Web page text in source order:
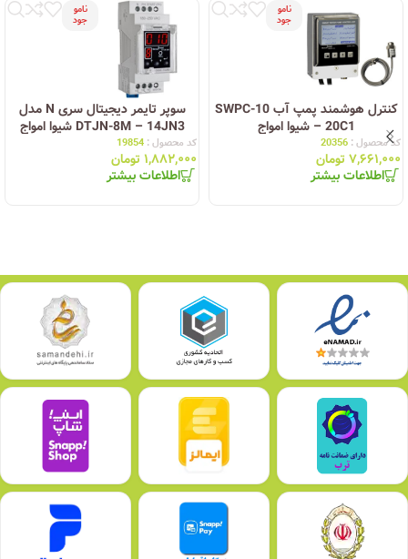
نامو
جود
کنترل هوشمند پمپ آب SWPC-10
– 20C1 شیوا امواج
کد محصول : 20356
۷,۶۶۱,۰۰۰تومان
اطلاعات بیشتر
نامو
جود
سوپر تایمر دیجیتال سری N مدل
DTJN-8M – 14JN3 شیوا امواج
کد محصول : 19854
۱,۸۸۲,۰۰۰ تومان
اطلاعات بیشتر